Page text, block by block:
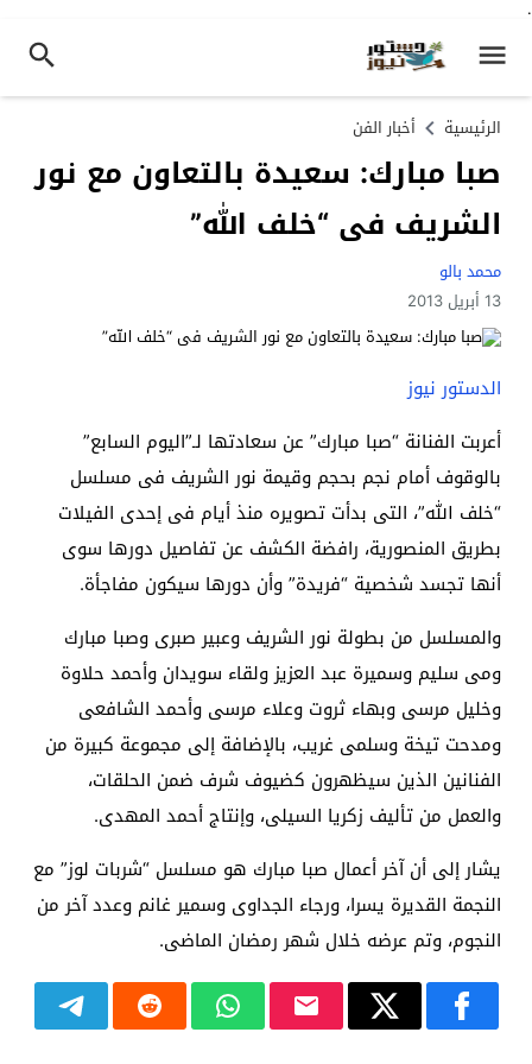
.
الرئيسية أخبار الفن
صبا مبارك: سعيدة بالتعاون مع نور
الشريف فى “خلف الله”
محمد بالو
13 أبريل 2013
الدستور نيوز
أعربت الفنانة “صبا مبارك” عن سعادتها لـ”اليوم السابع”
بالوقوف أمام نجم بحجم وقيمة نور الشريف فى مسلسل
“خلف الله”، التى بدأت تصويره منذ أيام فى إحدى الفيلات
بطريق المنصورية، رافضة الكشف عن تفاصيل دورها سوى
أنها تجسد شخصية “فريدة” وأن دورها سيكون مفاجأة.
والمسلسل من بطولة نور الشريف وعبير صبرى وصبا مبارك
ومى سليم وسميرة عبد العزيز ولقاء سويدان وأحمد حلاوة
وخليل مرسى وبهاء ثروت وعلاء مرسى وأحمد الشافعى
ومدحت تيخة وسلمى غريب، بالإضافة إلى مجموعة كبيرة من
الفنانين الذين سيظهرون كضيوف شرف ضمن الحلقات،
والعمل من تأليف زكريا السيلى، وإنتاج أحمد المهدى.
يشار إلى أن آخر أعمال صبا مبارك هو مسلسل “شربات لوز” مع
النجمة القديرة يسرا، ورجاء الجداوى وسمير غانم وعدد آخر من
النجوم، وتم عرضه خلال شهر رمضان الماضى.